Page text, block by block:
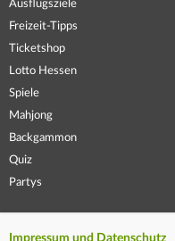
Ausflugsziele
Freizeit-Tipps
Ticketshop
Lotto Hessen
Spiele
Mahjong
Backgammon
Quiz
Partys